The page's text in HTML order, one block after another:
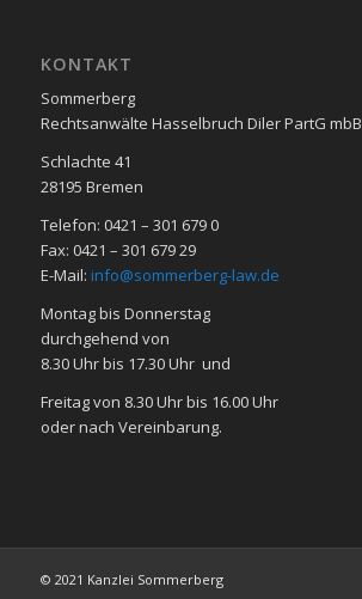
KON­TAKT
Sommerberg
Rechtsanwälte Hasselbruch Diler PartG mbB
Schlachte 41
28195 Bre­men
Telefon: 0421 – 301 679 0
Fax: 0421 – 301 679 29
E-Mail: info@sommerberg-law.de
Mon­tag bis Don­ners­tag
durch­ge­hend von
8.30 Uhr bis 17.30 Uhr und
Frei­tag von 8.30 Uhr bis 16.00 Uhr
oder nach Ver­ein­ba­rung.
© 2021 Kanzlei Sommerberg